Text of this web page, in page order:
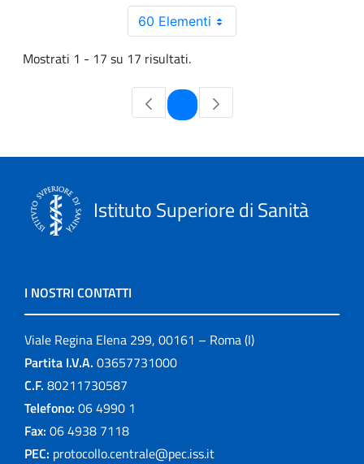
60 Elementi
Mostrati 1 - 17 su 17 risultati.
Pagina
Istituto Superiore di Sanità
I NOSTRI CONTATTI
Viale Regina Elena 299, 00161 – Roma (I)
Partita I.V.A. 03657731000
C.F. 80211730587
Telefono: 06 4990 1
Fax: 06 4938 7118
PEC: protocollo.centrale@pec.iss.it